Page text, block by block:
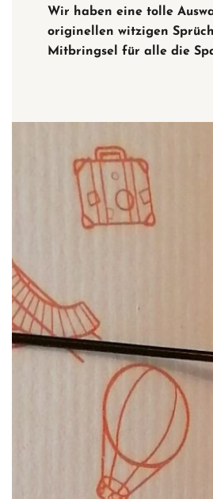
Wir haben eine tolle
originellen witzigen
Mitbringsel für alle die